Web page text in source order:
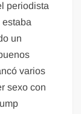
periodista
estaba
un
varios
sexo con